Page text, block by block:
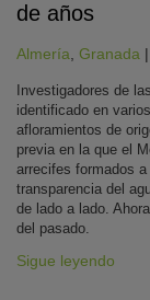
de años
Almería Granada |
Investigadores de
identificado en
afloramientos de
previa en la que el
arrecifes formados
transparencia del
de lado a lado.
del pasado.
Sigue leyendo